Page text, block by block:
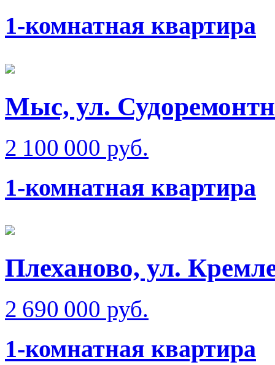
1-комнатная квартира
Мыс, ул.
2 100 000 руб.
1-комнатная квартира
Плеханово, ул.
2 690 000 руб.
1-комнатная квартира